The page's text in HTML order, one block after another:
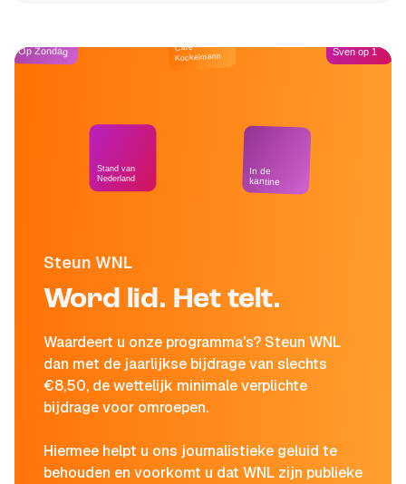
Steun WNL
Word lid. Het telt.
Waardeert u onze programma's? Steun WNL
dan met de jaarlijkse bijdrage van slechts
€8,50, de wettelijk minimale verplichte
bijdrage voor omroepen.
Hiermee helpt u ons journalistieke geluid te
behouden en voorkomt u dat WNL zijn publieke
Op Zondag
Stand van
Nederland
Café
Kockelmann
In de
kantine
Sven op 1